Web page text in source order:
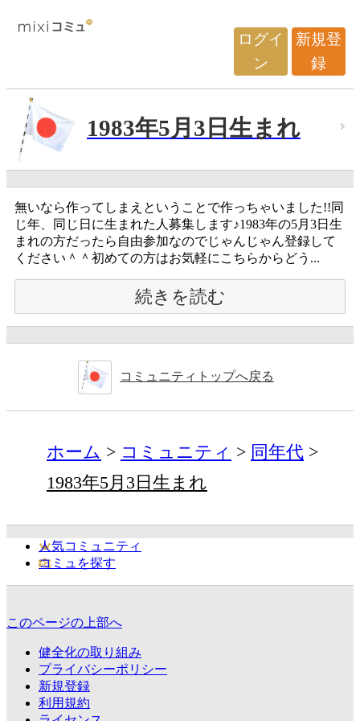
ログイ
ン
新規登
録
1983年5月3日生まれ
無いなら作ってしまえということで作っちゃいました!!同
じ年、同じ日に生まれた人募集します♪1983年の5月3日生
まれの方だったら自由参加なのでじゃんじゃん登録して
ください＾＾初めての方はお気軽にこちらからどう...
続きを読む
コミュニティトップへ戻る
ホーム コミュニティ
同年代
1983年5月3日生まれ
人気コミュニティ
コミュを探す
このページの上部へ
健全化の取り組み
プライバシーポリシー
新規登録
利用規約